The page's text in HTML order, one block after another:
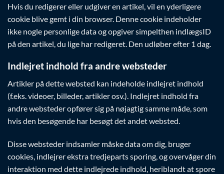
Hvis du redigerer eller udgiver en artikel, vil en yderligere
cookie blive gemt i din browser. Denne cookie indeholder
ikke nogle personlige data og opgiver simpelthen indlægsID
på den artikel, du lige har redigeret. Den udløber efter 1 dag.
Indlejret indhold fra andre websteder
Artikler på dette websted kan indeholde indlejret indhold
(f.eks. videoer, billeder, artikler osv.). Indlejret indhold fra
andre websteder opfører sig på nøjagtig samme måde, som
hvis den besøgende har besøgt det andet websted.
Disse websteder indsamler måske data om dig, bruger
cookies, indlejrer ekstra tredjeparts sporing, og overvåger din
interaktion med dette indlejrede indhold, heriblandt at spore